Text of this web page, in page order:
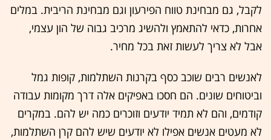
לקבל, גם מבחינת טווח הפירעון וגם מבחינת הריבית. במלים
אחרות, כדאי להתאמץ ולהשיג מרכיב גבוה של הון עצמי,
אבל לא צריך לעשות זאת בכל מחיר.
לאנשים רבים שוכב כסף בקרנות השתלמות, קופות גמל
וביטוחים שונים. הם חסכו באפיקים אלה דרך מקומות עבודה
קודמים, והם לא תמיד יודעים וזוכרים כמה יש להם. במקרים
לא מעטים אנשים אפילו לא יודעים שיש להם קרן השתלמות,